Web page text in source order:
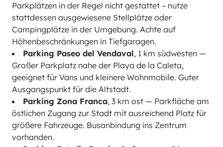
Parkplätzen in der Regel nicht gestattet – nutze
stattdessen ausgewiesene Stellplätze oder
Campingplätze in der Umgebung. Achte auf
Höhenbeschränkungen in Tiefgaragen.
Parking Paseo del Vendaval, 1 km südwesten —
Großer Parkplatz nahe der Playa de la Caleta,
geeignet für Vans und kleinere Wohnmobile. Guter
Ausgangspunkt für die Altstadt.
Parking Zona Franca, 3 km ost — Parkfläche am
östlichen Zugang zur Stadt mit ausreichend Platz für
größere Fahrzeuge. Busanbindung ins Zentrum
vorhanden.